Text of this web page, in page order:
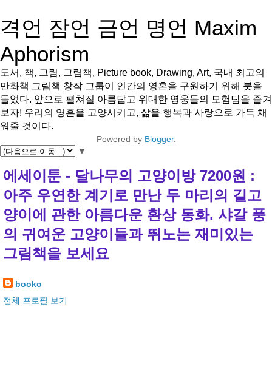
격언 잠언 금언 명언 Maxim
Aphorism
도서, 책, 그림, 그림책, Picture book, Drawing, Art, 국내 최고의
만화책 그림책 창작 그룹이 인간의 영혼을 구원하기 위해 붓을
들었다. 앞으로 펼쳐질 아름답고 위대한 영웅들의 모험담을 즐겨
보자! 우리의 영혼을 고양시키고, 삶을 행복과 사랑으로 가득 채
워줄 것이다.
Powered by Blogger.
▼
에세이툰 - 달나무의 고양이방 7200원 :
아주 우연한 계기로 만난 두 마리의 길고
양이에 관한 아름다운 환상 동화. 샤갈 풍
의 귀여운 고양이들과 뛰노는 재미있는
그림책을 보세요
booko
전체 프로필 보기